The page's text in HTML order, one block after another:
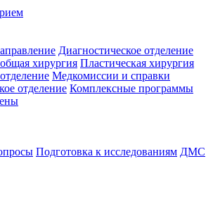
Диагностическое отделение
хирургия Пластическая хирургия
Медкомиссии и справки
отделение Комплексные программы
Подготовка к исследованиям ДМС